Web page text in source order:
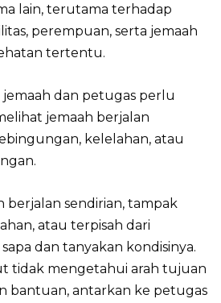
lain, terutama terhadap
perempuan, serta jemaah
tertentu.
dan petugas perlu
jemaah berjalan
kelelahan, atau
berjalan sendirian, tampak
atau terpisah dari
dan tanyakan kondisinya.
tidak mengetahui arah tujuan
bantuan, antarkan ke petugas